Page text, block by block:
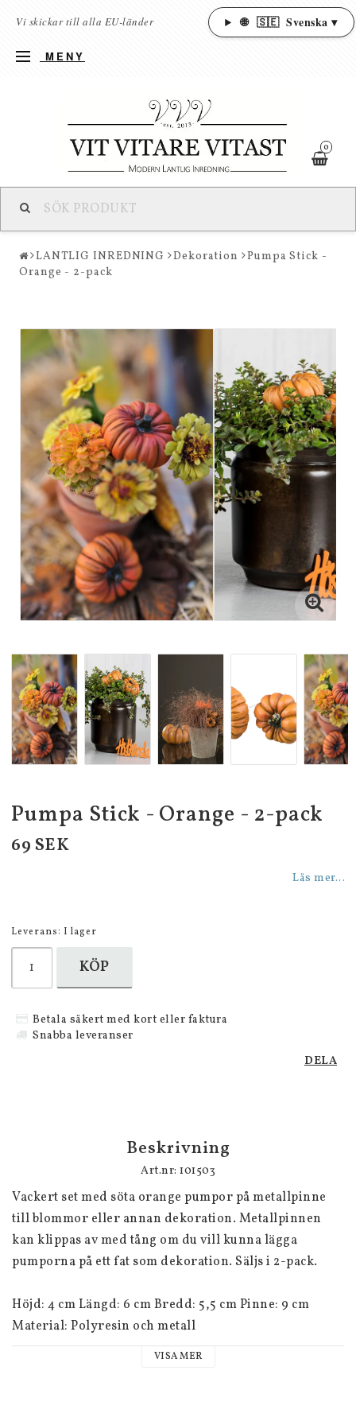
Vi skickar till alla EU-länder 🌐 🇸🇪 Svenska ▾
MENY
0
LANTLIG INREDNING Dekoration
Pumpa Stick -
Orange - 2-pack
Pumpa Stick - Orange - 2-pack
69 SEK
Läs mer...
Leverans: I lager
KÖP
Betala säkert med kort eller faktura
Snabba leveranser
DELA
Beskrivning
Art.nr: 101503
Vackert set med söta orange pumpor på metallpinne
till blommor eller annan dekoration. Metallpinnen
kan klippas av med tång om du vill kunna lägga
pumporna på ett fat som dekoration. Säljs i 2-pack.
Höjd: 4 cm Längd: 6 cm Bredd: 5,5 cm Pinne: 9 cm
Material: Polyresin och metall
VISA MER